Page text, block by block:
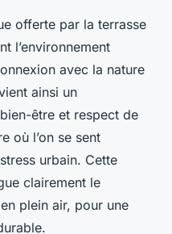
offerte par la terrasse
l’environnement
avec la nature
ainsi un
être et respect de
où l’on se sent
urbain. Cette
clairement le
plein air, pour une